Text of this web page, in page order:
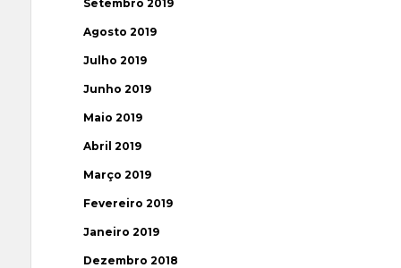
Setembro 2019
Agosto 2019
Julho 2019
Junho 2019
Maio 2019
Abril 2019
Março 2019
Fevereiro 2019
Janeiro 2019
Dezembro 2018